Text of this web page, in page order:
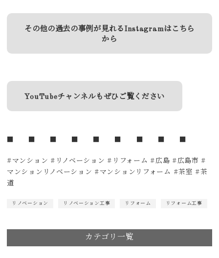
その他の過去の事例が見れるInstagramはこちら
から
YouTubeチャンネルもぜひご覧ください
#マンション #リノベーション #リフォーム #広島 #広島市 #
マンションリノベーション #マンションリフォーム #茶室 #茶
道
リノベーション リノベーション工事 リフォーム リフォーム工事
カテゴリ一覧